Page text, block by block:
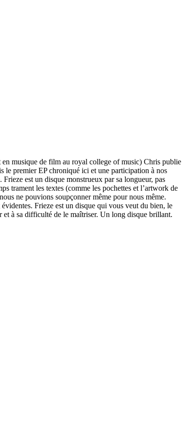
en musique de film au royal college of music) Chris publie
le premier EP chroniqué ici et une participation à nos
est un disque monstrueux par sa longueur, pas
trament les textes (comme les pochettes et l’artwork de
ne pouvions soupçonner même pour nous même.
Frieze est un disque qui vous veut du bien, le
et à sa difficulté de le maîtriser. Un long disque brillant.